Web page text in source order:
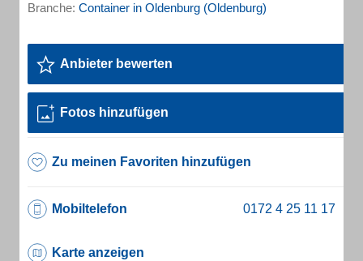
Branche: Container in Oldenburg (Oldenburg)
Anbieter bewerten
Fotos hinzufügen
Zu meinen Favoriten hinzufügen
Mobiltelefon
Karte anzeigen